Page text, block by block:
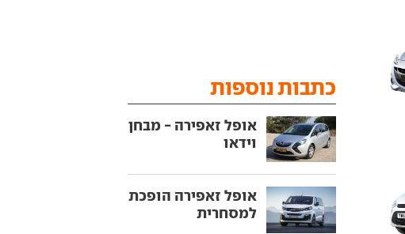
כתבות נוספות
אופל זאפירה - מבחן
וידאו
אופל זאפירה הופכת
למסחרית